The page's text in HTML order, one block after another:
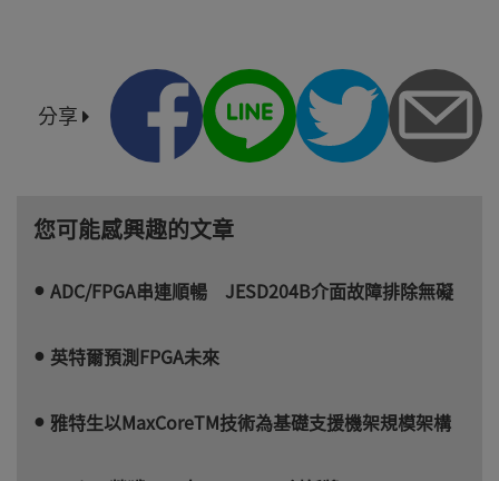
分享
您可能感興趣的文章
ADC/FPGA串連順暢 JESD204B介面故障排除無礙
英特爾預測FPGA未來
雅特生以MaxCoreTM技術為基礎支援機架規模架構